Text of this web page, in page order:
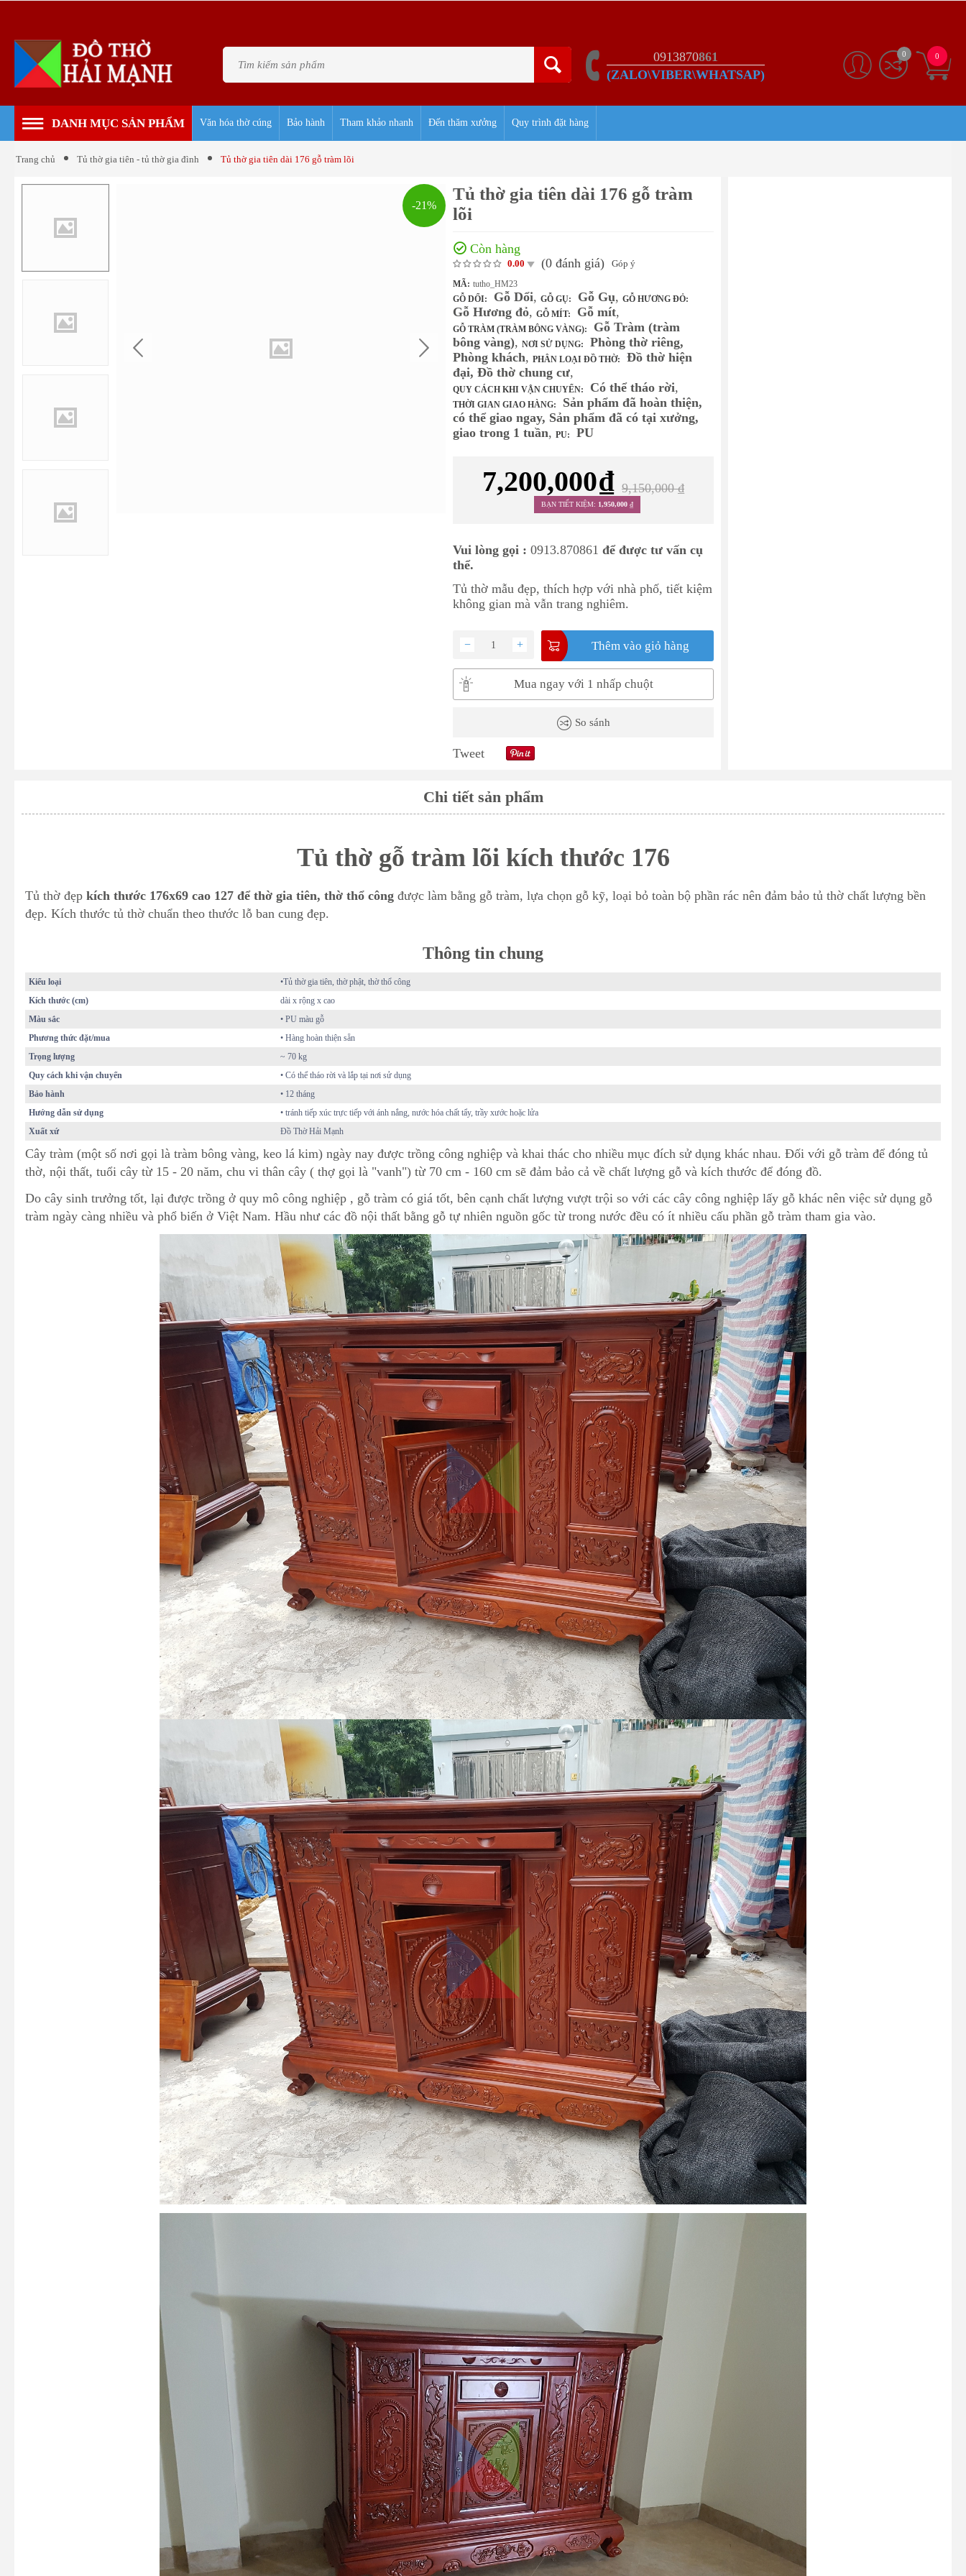
0913870861
(ZALO\VIBER\WHATSAP)
0
0
DANH MỤC SẢN PHẨM Văn hóa thờ cúng Bảo hành Tham khảo nhanh Đến thăm xưởng Quy trình đặt hàng
Trang chủ Tủ thờ gia tiên - tủ thờ gia đình Tủ thờ gia tiên dài 176 gỗ tràm lõi
-21%
Tủ thờ gia tiên dài 176 gỗ tràm
lõi
Còn hàng
0.00 (0 đánh giá) Góp ý
MÃ: tutho_HM23
GỖ DỔI:
Gỗ Dổi, GỖ GỤ: Gỗ Gụ, GỖ HƯƠNG ĐỎ:
Gỗ Hương đỏ, GỖ MÍT: Gỗ mít,
GỖ TRÀM (TRÀM BÔNG VÀNG):
Gỗ Tràm (tràm
bông vàng), NƠI SỬ DỤNG:
Phòng thờ riêng,
Phòng khách, PHÂN LOẠI ĐỒ THỜ:
Đồ thờ hiện
đại, Đồ thờ chung cư,
QUY CÁCH KHI VẬN CHUYỂN: Có thể tháo rời,
THỜI GIAN GIAO HÀNG:
Sản phẩm đã hoàn thiện,
có thể giao ngay, Sản phẩm đã có tại xưởng,
giao trong 1 tuần, PU: PU
7,200,000₫ 9,150,000 ₫
BẠN TIẾT KIỆM: 1,950,000₫
Vui lòng gọi : 0913.870861 để được tư vấn cụ
thể.
Tủ thờ mẫu đẹp, thích hợp với nhà phố, tiết kiệm
không gian mà vẫn trang nghiêm.
+
− Thêm vào giỏ hàng
Mua ngay với 1 nhấp chuột
So sánh
Tweet
Chi tiết sản phẩm
Tủ thờ gỗ tràm lõi kích thước 176
Tủ thờ đẹp kích thước 176x69 cao 127 để thờ gia tiên, thờ thổ công được làm bằng gỗ tràm, lựa chọn gỗ kỹ, loại bỏ toàn bộ phần rác nên đảm bảo tủ thờ chất lượng bền
đẹp. Kích thước tủ thờ chuẩn theo thước lỗ ban cung đẹp.
Thông tin chung
Kiểu loại
•Tủ thờ gia tiên, thờ phật, thờ thổ công
Kích thước (cm)
dài x rộng x cao
Màu sắc
• PU màu gỗ
Phương thức đặt/mua
• Hàng hoàn thiện sẵn
Trọng lượng
~ 70 kg
Quy cách khi vận chuyển
• Có thể tháo rời và lắp tại nơi sử dụng
Bảo hành
• 12 tháng
Hướng dẫn sử dụng
• tránh tiếp xúc trực tiếp với ánh nắng, nước hóa chất tẩy, trầy xước hoặc lửa
Xuất xứ
Đồ Thờ Hải Mạnh
Cây tràm (một số nơi gọi là tràm bông vàng, keo lá kim) ngày nay được trồng công nghiệp và khai thác cho nhiều mục đích sử dụng khác nhau. Đối với gỗ tràm để đóng tủ
thờ, nội thất, tuổi cây từ 15 - 20 năm, chu vi thân cây ( thợ gọi là "vanh") từ 70 cm - 160 cm sẽ đảm bảo cả về chất lượng gỗ và kích thước để đóng đồ.
Do cây sinh trưởng tốt, lại được trồng ở quy mô công nghiệp , gỗ tràm có giá tốt, bên cạnh chất lượng vượt trội so với các cây công nghiệp lấy gỗ khác nên việc sử dụng gỗ
tràm ngày càng nhiều và phổ biến ở Việt Nam. Hầu như các đồ nội thất bằng gỗ tự nhiên nguồn gốc từ trong nước đều có ít nhiều cấu phần gỗ tràm tham gia vào.